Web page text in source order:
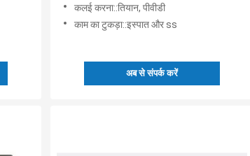
कलई करना::तियान, पीवीडी
काम का टुकड़ा::इस्पात और ss
अब से संपर्क करें